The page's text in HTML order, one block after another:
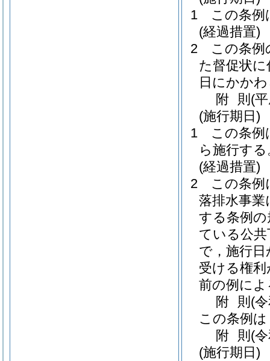
1
この条例
(経過措置)
2
この条例
た督促状
日にかか
附 則 (
(施行期日)
1
この条例
ら施行する
(経過措置)
2
この条例
落排水事業
する条例
ている公
で，施行
受ける権
前の例によ
附 則 (
この条例
附 則 (
(施行期日)